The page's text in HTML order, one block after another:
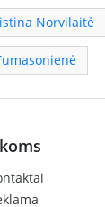
Norvilaitė